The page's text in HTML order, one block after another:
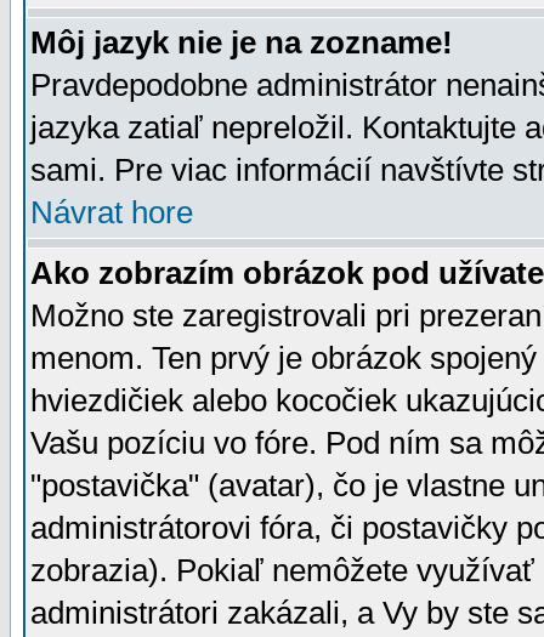
Môj jazyk nie je na zozname!
Pravdepodobne administrátor
jazyka zatiaľ nepreložil. Kontaktujte
sami. Pre viac informácií navštívte
Návrat hore
Ako zobrazím obrázok pod
Možno ste zaregistrovali pri
menom. Ten prvý je obrázok
hviezdičiek alebo kocočiek
Vašu pozíciu vo fóre. Pod ním sa
"postavička" (avatar), čo je vlastne
administrátorovi fóra, či postavičky
zobrazia). Pokiaľ nemôžete
administrátori zakázali, a Vy by ste